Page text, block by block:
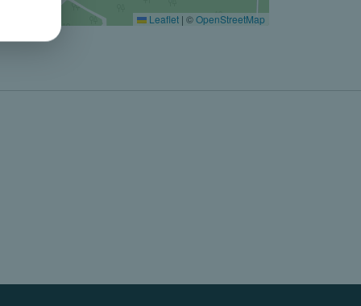
Leaflet | ©OpenStreetMap